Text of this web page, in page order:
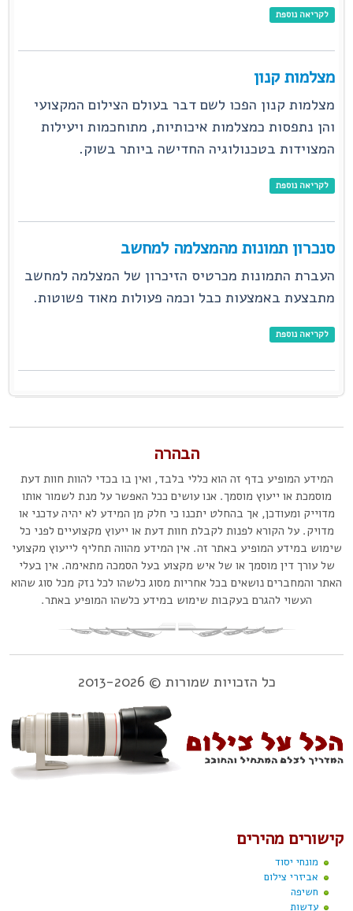
לקריאה נוספת
מצלמות קנון
מצלמות קנון הפכו לשם דבר בעולם הצילום המקצועי
והן נתפסות כמצלמות איכותיות, מתוחכמות ויעילות
המצוידות בטכנולוגיה החדישה ביותר בשוק.
לקריאה נוספת
סנכרון תמונות מהמצלמה למחשב
העברת התמונות מכרטיס הזיכרון של המצלמה למחשב
מתבצעת באמצעות כבל וכמה פעולות מאוד פשוטות.
לקריאה נוספת
הבהרה
המידע המופיע בדף זה הוא כללי בלבד, ואין בו בכדי להוות חוות דעת
מוסמכת או ייעוץ מוסמך. אנו עושים ככל האפשר על מנת לשמור אותו
מדוייק ומעודכן, אך בהחלט יתכנו כי חלק מן המידע לא יהיה עדכני או
מדויק. על הקורא לפנות לקבלת חוות דעת או ייעוץ מקצועיים לפני כל
שימוש במידע המופיע באתר זה. אין המידע מהווה תחליף לייעוץ מקצועי
של עורך דין מוסמך או של איש מקצוע בעל הסמכה מתאימה. אין בעלי
האתר והמחברים נושאים בכל אחריות מסוג כלשהו לכל נזק מכל סוג שהוא
העשוי להגרם בעקבות שימוש במידע כלשהו המופיע באתר.
כל הזכויות שמורות © 2013-2026
קישורים מהירים
מונחי יסוד
אביזרי צילום
חשיפה
עדשות